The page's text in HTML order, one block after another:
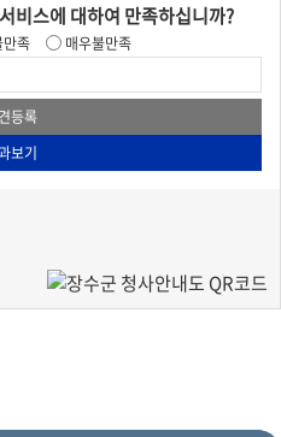
비스에 대하여 만족하십니까?
만족 매우불만족